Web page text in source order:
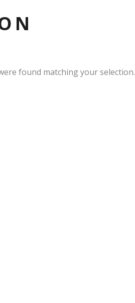
found matching your selection.